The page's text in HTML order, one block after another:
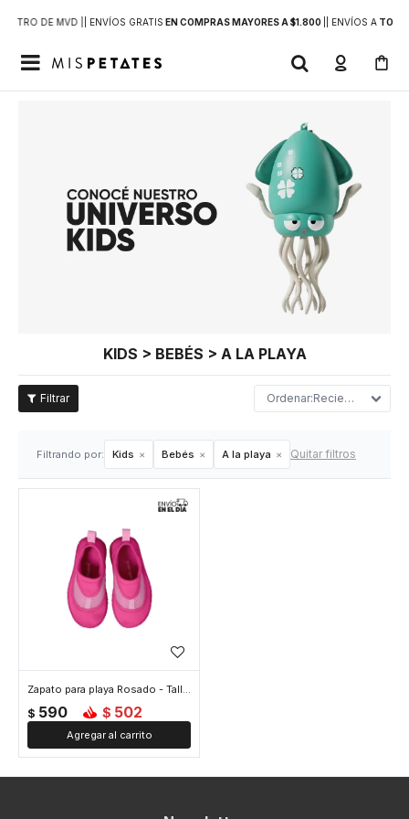
DE MVD | | ENVÍOS GRATIS EN COMPRAS MAYORES A $1.800 | ENVÍOS ATODO

KIDS > BEBÉS > A LA PLAYA
Recientes
Filtrando por: Kids Bebés A la playa Quitar filtros
Zapato para playa Rosado - Talle 5
$ 590 $ 502